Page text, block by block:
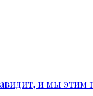
и мы этим